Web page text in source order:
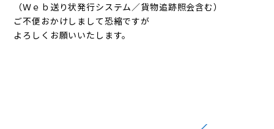
（Ｗｅｂ送り状発行システム／貨物追跡照会含む）
ご不便おかけしまして恐縮ですが
よろしくお願いいたします。